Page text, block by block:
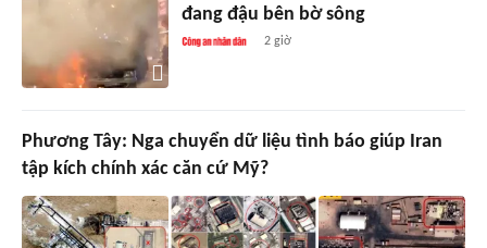
đang đậu bên bờ sông
2 giờ
Phương Tây: Nga chuyển dữ liệu tình báo giúp Iran
tập kích chính xác căn cứ Mỹ?